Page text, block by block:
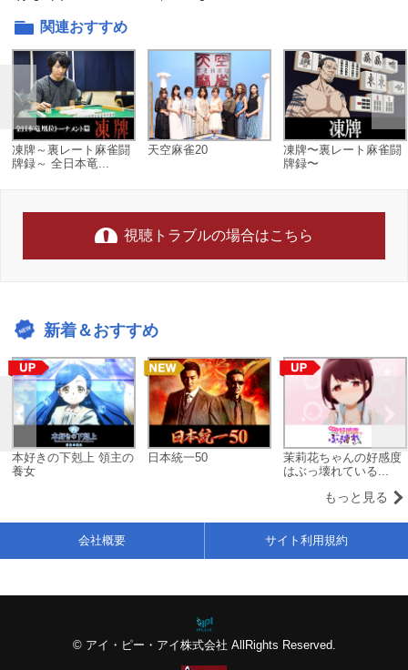
関連おすすめ
凍牌～裏レート麻雀闘
牌録～ 全日本竜...
天空麻雀20
凍牌〜裏レート麻雀闘
牌録〜
視聴トラブルの場合はこちら
新着＆おすすめ
本好きの下剋上 領主の
養女
日本統一50
茉莉花ちゃんの好感度
はぶっ壊れている...
もっと見る
© アイ・ピー・アイ株式会社 AllRights Reserved.
会社概要 サイト利用規約